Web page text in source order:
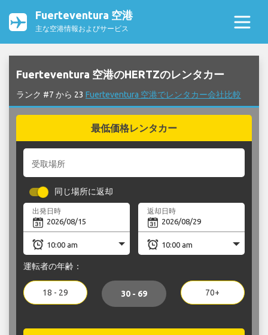
Fuerteventura 空港
主な空港情報およびサービス
Fuerteventura 空港のHERTZのレンタカー
ランク #7 から 23 Fuerteventura 空港でレンタカー会社比較
最低価格レンタカー
受取場所
同じ場所に返却
出発日時 返却日時
運転者の年齢：
18 - 29 30 - 69 70+